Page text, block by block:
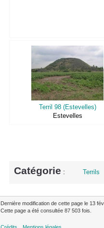
Terril 98 (Estevelles)
Estevelles
Catégorie : Terrils
Dernière modification de cette page le 13
Cette page a été consultée 87 503 fois.